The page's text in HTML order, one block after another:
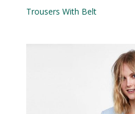
Trousers With Belt